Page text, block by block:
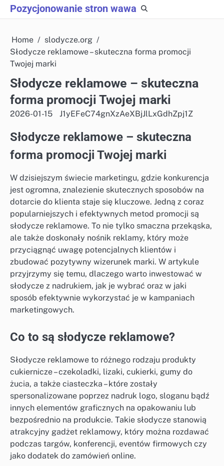
Skip
to
Pozycjonowanie stron wawa
Home
slodycze.org
Słodycze reklamowe – skuteczna forma promocji
Twojej marki
Słodycze reklamowe – skuteczna
forma promocji Twojej marki
2026-01-15 J1yEFeC74gnXzAeXBjJlLxGdhZpj1Z
Słodycze reklamowe – skuteczna
forma promocji Twojej marki
W dzisiejszym świecie marketingu, gdzie konkurencja
jest ogromna, znalezienie skutecznych sposobów na
dotarcie do klienta staje się kluczowe. Jedną z coraz
popularniejszych i efektywnych metod promocji są
słodycze reklamowe. To nie tylko smaczna przekąska,
ale także doskonały nośnik reklamy, który może
przyciągnąć uwagę potencjalnych klientów i
zbudować pozytywny wizerunek marki. W artykule
przyjrzymy się temu, dlaczego warto inwestować w
słodycze z nadrukiem, jak je wybrać oraz w jaki
sposób efektywnie wykorzystać je w kampaniach
marketingowych.
Co to są słodycze reklamowe?
Słodycze reklamowe to różnego rodzaju produkty
cukiernicze – czekoladki, lizaki, cukierki, gumy do
żucia, a także ciasteczka – które zostały
spersonalizowane poprzez nadruk logo, sloganu bądź
innych elementów graficznych na opakowaniu lub
bezpośrednio na produkcie. Takie słodycze stanowią
atrakcyjny gadżet reklamowy, który można rozdawać
podczas targów, konferencji, eventów firmowych czy
jako dodatek do zamówień online.